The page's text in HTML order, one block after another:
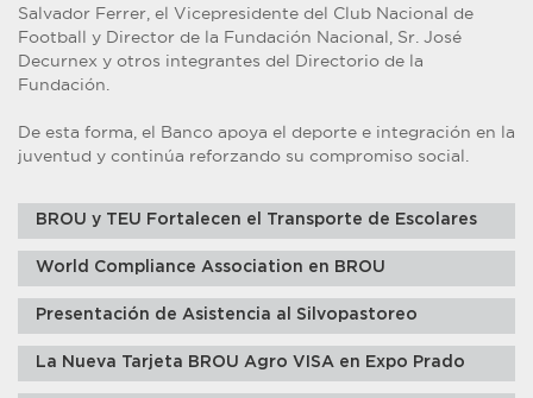
Salvador Ferrer, el Vicepresidente del Club Nacional de
Football y Director de la Fundación Nacional, Sr. José
Decurnex y otros integrantes del Directorio de la
Fundación.
De esta forma, el Banco apoya el deporte e integración en la
juventud y continúa reforzando su compromiso social.
BROU y TEU Fortalecen el Transporte de Escolares
World Compliance Association en BROU
Presentación de Asistencia al Silvopastoreo
La Nueva Tarjeta BROU Agro VISA en Expo Prado